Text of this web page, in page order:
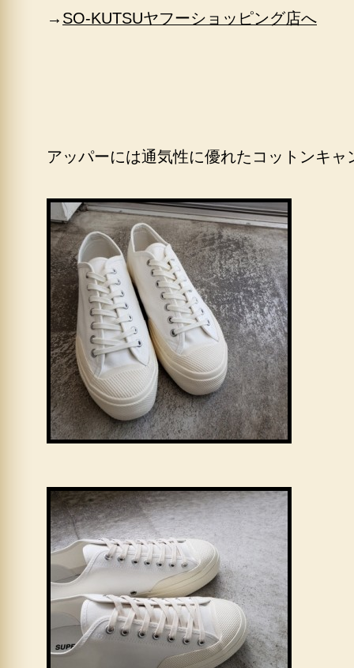
→ SO-KUTSUヤフーショッピング店へ
アッパーには通気性に優れたコットンキャ